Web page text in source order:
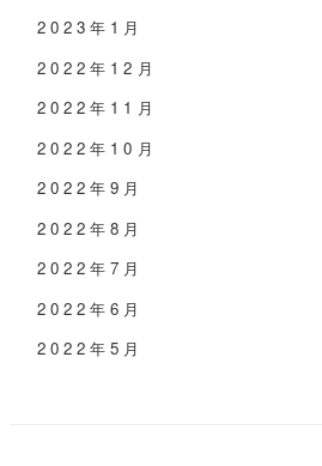
2023年1月
2022年12月
2022年11月
2022年10月
2022年9月
2022年8月
2022年7月
2022年6月
2022年5月